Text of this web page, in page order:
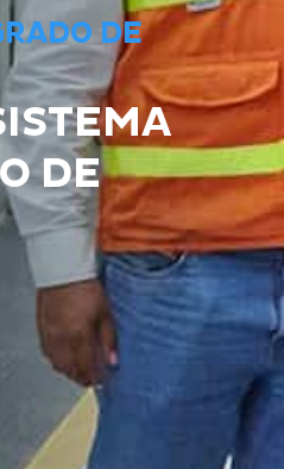
DE
DE